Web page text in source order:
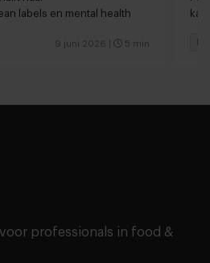
labels en mental health
9 juni 2026 5 min
professionals in food &